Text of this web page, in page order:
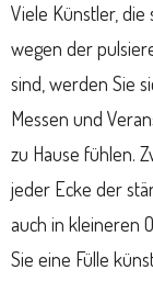
Viele Künstler, die
wegen der
sind, werden Sie
Messen und
zu Hause fühlen.
jeder Ecke der
auch in kleineren
Sie eine Fülle